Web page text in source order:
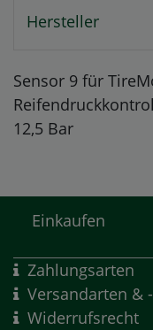
Hersteller
Sensor 9 für
12,5 Bar
Einkaufen
Zahlungsarten
Versandarten &
Widerrufsrecht